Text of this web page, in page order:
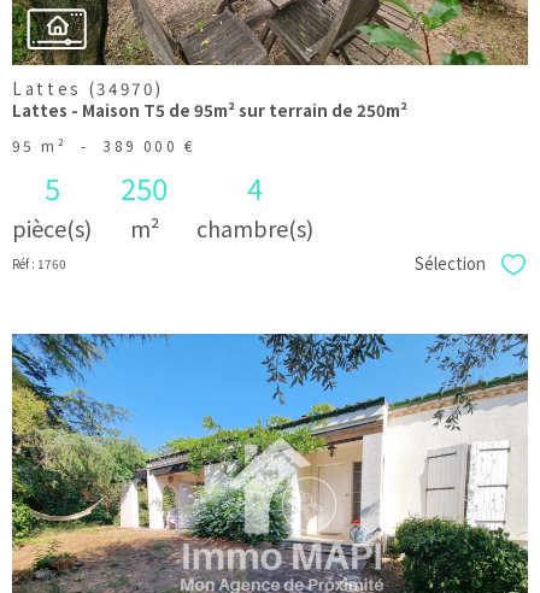
Lattes (34970)
Lattes - Maison T5 de 95m² sur terrain de 250m²
95 m² - 389 000 €
5
pièce(s)
250
m²
4
chambre(s)
Réf : 1760 Sélection
voir le
bien